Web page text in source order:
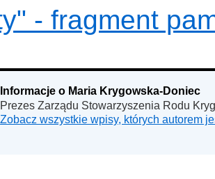
- fragment
Informacje o Maria Krygowska-Doniec
Prezes Zarządu Stowarzyszenia Rodu
Zobacz wszystkie wpisy, których autorem